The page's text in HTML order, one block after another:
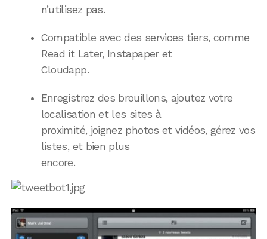
n’utilisez pas.
Compatible avec des services tiers, comme
Read it Later, Instapaper et
Cloudapp.
Enregistrez des brouillons, ajoutez votre
localisation et les sites à
proximité, joignez photos et vidéos, gérez vos
listes, et bien plus
encore.